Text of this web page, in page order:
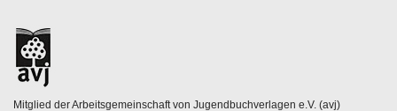
Mitglied der Arbeitsgemeinschaft von Jugendbuchverlagen e.V. (avj)